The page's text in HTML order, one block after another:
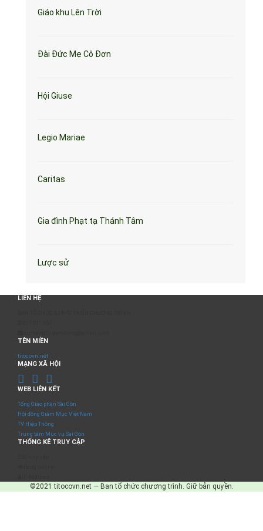
Giáo khu Lên Trời
Đài Đức Mẹ Cô Đơn
Hội Giuse
Legio Mariae
Caritas
Gia đình Phạt tạ Thánh Tâm
Lược sử
LIÊN HỆ
TÊN MIỀN
titocovn.net
MẠNG XÃ HỘI
WEB LIÊN KẾT
Tổng Giáo phận Sài Gòn
Hội đồng Giám Mục Việt Nam
TV Hiệp Thông
Trung tâm Mục vụ Sài Gòn
THỐNG KÊ TRUY CẬP
©2021 titocovn.net — Ban tổ chức chương trình. Giữ bản quyền.